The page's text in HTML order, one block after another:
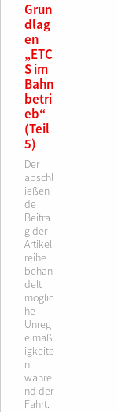
Grun
dlag
en
„ETC
S im
Bahn
betri
eb“
(Teil
5)
Der
abschl
ießen
de
Beitra
g der
Artikel
reihe
behan
delt
möglic
he
Unreg
elmäß
igkeite
n
währe
nd der
Fahrt.